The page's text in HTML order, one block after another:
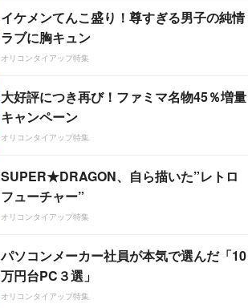
イケメンてんこ盛り！尊すぎる男子の純情
ラブに胸キュン
オリコンタイアップ特集
大好評につき再び！ファミマ名物45％増量
キャンペーン
オリコンタイアップ特集
SUPER★DRAGON、自ら描いた”レトロ
フューチャー”
オリコンタイアップ特集
パソコンメーカー社員が本気で選んだ「10
万円台PC３選」
オリコンタイアップ特集